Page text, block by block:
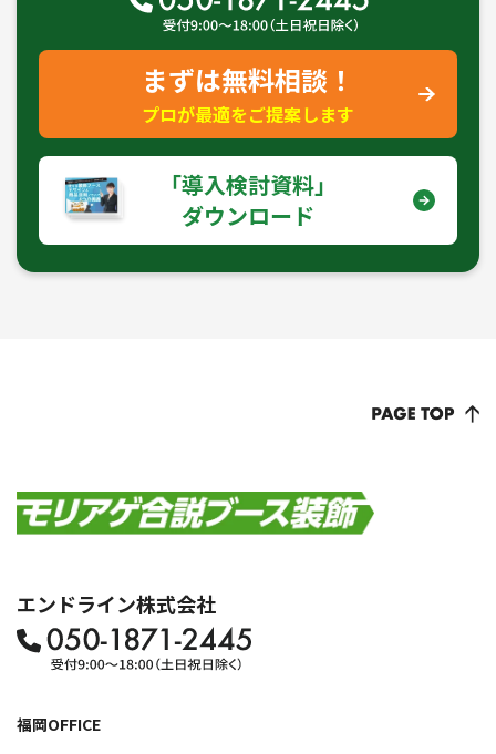
まずは無料相談！
プロが最適をご提案します
｢導入検討資料｣
ダウンロード
エンドライン株式会社
福岡OFFICE